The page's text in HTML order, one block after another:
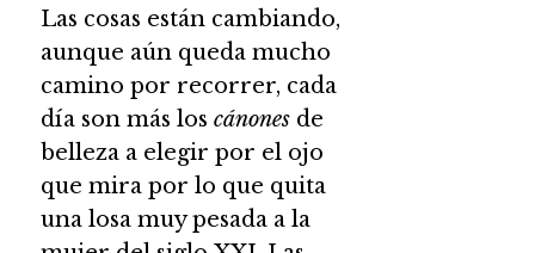
Las cosas están cambiando,
aunque aún queda mucho
camino por recorrer, cada
día son más los cánones de
belleza a elegir por el ojo
que mira por lo que quita
una losa muy pesada a la